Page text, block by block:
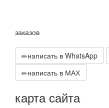
заказов
написать в WhatsApp
написать в МАХ
карта сайта